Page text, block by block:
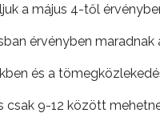
a május 4-től
érvényben
és a
csak 9-12 között